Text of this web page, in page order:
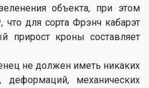
объекта, при этом
для сорта Фрэнч кабарэт
прирост кроны составляет
не должен иметь никаких
деформаций, механических